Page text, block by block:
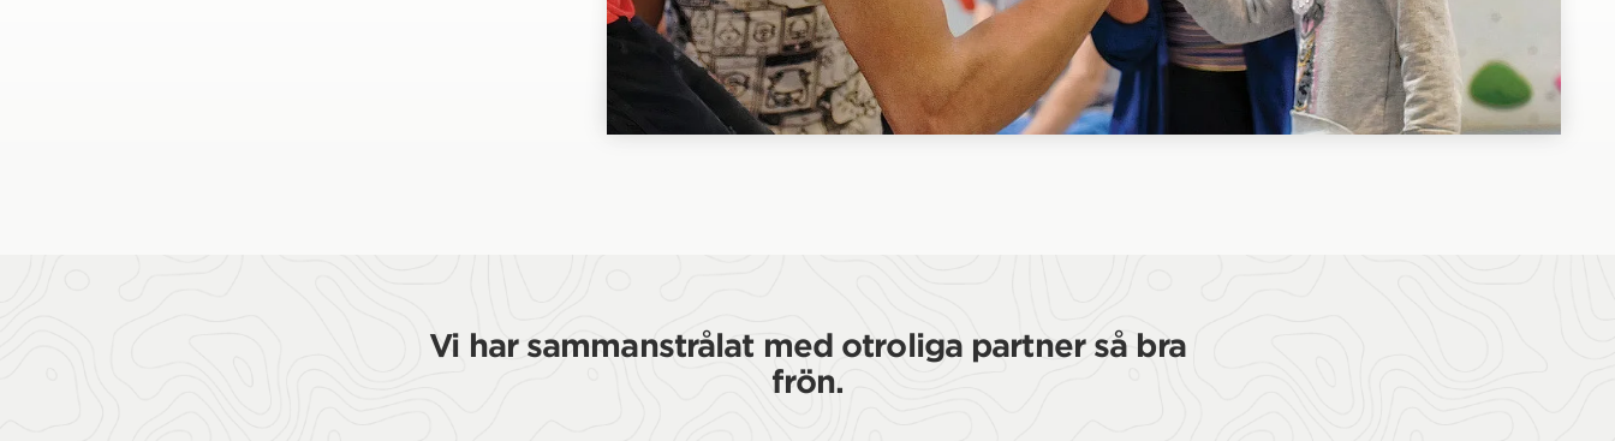
Vi har sammanstrålat med otroliga partner så bra
frön.